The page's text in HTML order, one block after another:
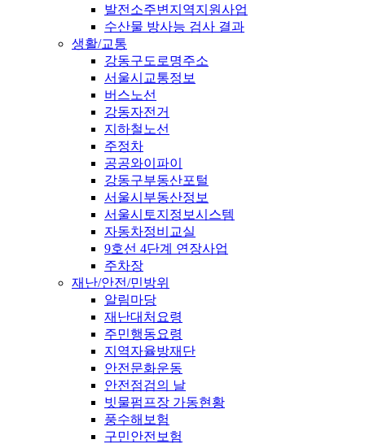
발전소주변지역지원사업
수산물 방사능 검사 결과
생활/교통
강동구도로명주소
서울시교통정보
버스노선
강동자전거
지하철노선
주정차
공공와이파이
강동구부동산포털
서울시부동산정보
서울시토지정보시스템
자동차정비교실
9호선 4단계 연장사업
주차장
재난/안전/민방위
알림마당
재난대처요령
주민행동요령
지역자율방재단
안전문화운동
안전점검의 날
빗물펌프장 가동현황
풍수해보험
구민안전보험